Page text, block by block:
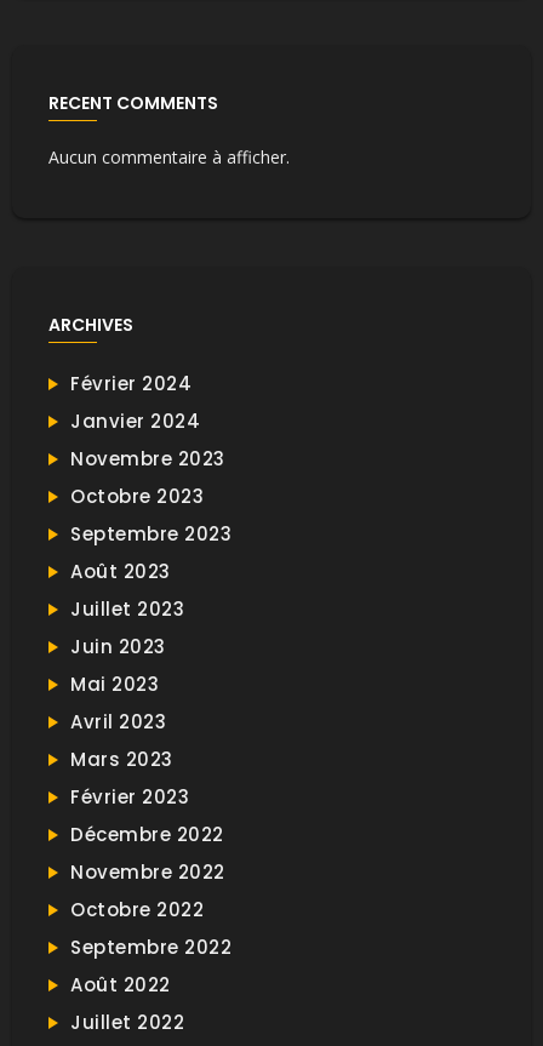
RECENT COMMENTS
Aucun commentaire à afficher.
ARCHIVES
Février 2024
Janvier 2024
Novembre 2023
Octobre 2023
Septembre 2023
Août 2023
Juillet 2023
Juin 2023
Mai 2023
Avril 2023
Mars 2023
Février 2023
Décembre 2022
Novembre 2022
Octobre 2022
Septembre 2022
Août 2022
Juillet 2022